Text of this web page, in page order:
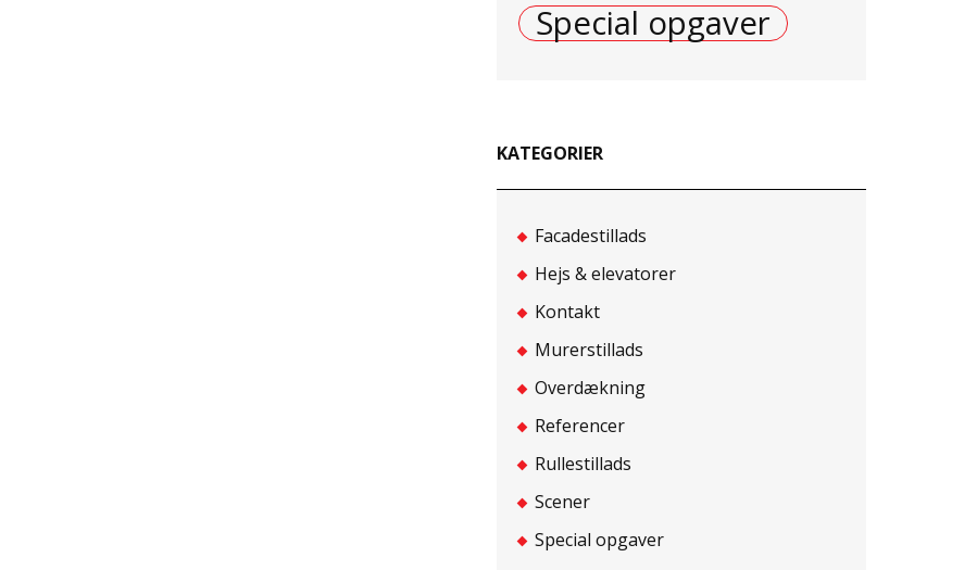
Special opgaver
KATEGORIER
Facadestillads
Hejs & elevatorer
Kontakt
Murerstillads
Overdækning
Referencer
Rullestillads
Scener
Special opgaver